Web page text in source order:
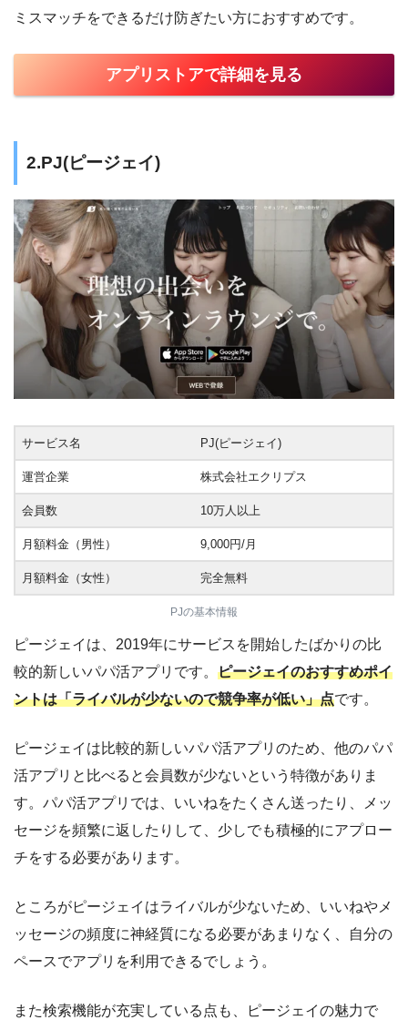
ミスマッチをできるだけ防ぎたい方におすすめです。
アプリストアで詳細を見る
2.PJ(ピージェイ)
サービス名 PJ(ピージェイ)
運営企業 株式会社エクリプス
会員数 10万人以上
月額料金（男性） 9,000円/月
月額料金（女性） 完全無料
PJの基本情報
ピージェイは、2019年にサービスを開始したばかりの比
較的新しいパパ活アプリです。 ピージェイのおすすめポイ
ントは「ライバルが少ないので競争率が低い」点です。
ピージェイは比較的新しいパパ活アプリのため、他のパパ
活アプリと比べると会員数が少ないという特徴がありま
す。パパ活アプリでは、いいねをたくさん送ったり、メッ
セージを頻繁に返したりして、少しでも積極的にアプロー
チをする必要があります。
ところがピージェイはライバルが少ないため、いいねやメ
ッセージの頻度に神経質になる必要があまりなく、自分の
ペースでアプリを利用できるでしょう。
また検索機能が充実している点も、ピージェイの魅力で